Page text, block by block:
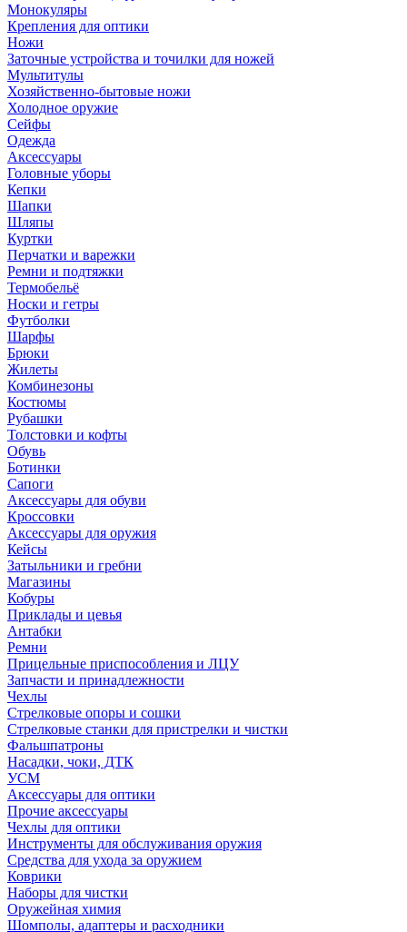
Монокуляры
Крепления для оптики
Ножи
Заточные устройства и точилки для ножей
Мультитулы
Хозяйственно-бытовые ножи
Холодное оружие
Сейфы
Одежда
Аксессуары
Головные уборы
Кепки
Шапки
Шляпы
Куртки
Перчатки и варежки
Ремни и подтяжки
Термобельё
Носки и гетры
Футболки
Шарфы
Брюки
Жилеты
Комбинезоны
Костюмы
Рубашки
Толстовки и кофты
Обувь
Ботинки
Сапоги
Аксессуары для обуви
Кроссовки
Аксессуары для оружия
Кейсы
Затыльники и гребни
Магазины
Кобуры
Приклады и цевья
Антабки
Ремни
Прицельные приспособления и ЛЦУ
Запчасти и принадлежности
Чехлы
Стрелковые опоры и сошки
Стрелковые станки для пристрелки и чистки
Фальшпатроны
Насадки, чоки, ДТК
УСМ
Аксессуары для оптики
Прочие аксессуары
Чехлы для оптики
Инструменты для обслуживания оружия
Средства для ухода за оружием
Коврики
Наборы для чистки
Оружейная химия
Шомполы, адаптеры и расходники